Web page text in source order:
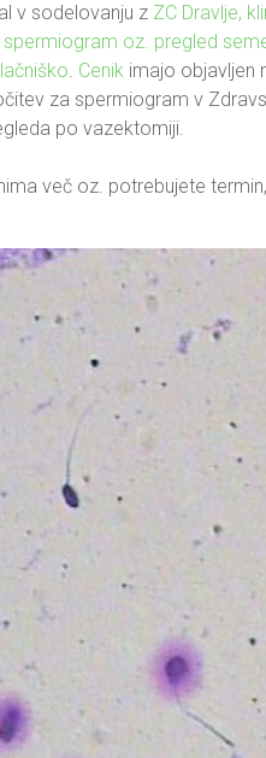
v sodelovanju z ZC Dravlje,
spermiogram oz. pregled
. Cenik imajo objavljen
za spermiogram v
po vazektomiji.
več oz. potrebujete